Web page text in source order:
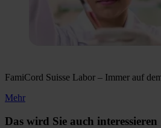
FamiCord Suisse Labor – Immer auf
Mehr
Das wird Sie auch interessieren